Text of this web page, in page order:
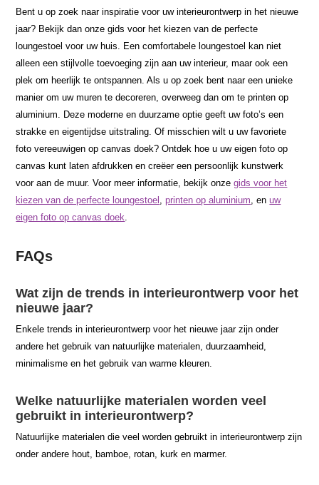
Bent u op zoek naar inspiratie voor uw interieurontwerp in het nieuwe
jaar? Bekijk dan onze gids voor het kiezen van de perfecte
loungestoel voor uw huis. Een comfortabele loungestoel kan niet
alleen een stijlvolle toevoeging zijn aan uw interieur, maar ook een
plek om heerlijk te ontspannen. Als u op zoek bent naar een unieke
manier om uw muren te decoreren, overweeg dan om te printen op
aluminium. Deze moderne en duurzame optie geeft uw foto’s een
strakke en eigentijdse uitstraling. Of misschien wilt u uw favoriete
foto vereeuwigen op canvas doek? Ontdek hoe u uw eigen foto op
canvas kunt laten afdrukken en creëer een persoonlijk kunstwerk
voor aan de muur. Voor meer informatie, bekijk onzegids voor het
kiezen van de perfecte loungestoel
,printen op aluminium , enuw
eigen foto op canvas doek
FAQs
Wat zijn de trends in interieurontwerp voor het
nieuwe jaar?
Enkele trends in interieurontwerp voor het nieuwe jaar zijn onder
andere het gebruik van natuurlijke materialen, duurzaamheid,
minimalisme en het gebruik van warme kleuren.
Welke natuurlijke materialen worden veel
gebruikt in interieurontwerp?
Natuurlijke materialen die veel worden gebruikt in interieurontwerp zijn
onder andere hout, bamboe, rotan, kurk en marmer.